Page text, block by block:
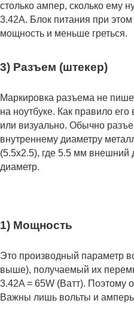
столько ампер, сколько ему
3.42А. Блок питания при
мощность и меньше греться.
3) Разъем (штекер)
Маркировка разъема не
на ноутбуке. Как правило
или визуально. Обычно
внутреннему диаметру
(5.5x2.5), где 5.5 мм внешний
диаметр.
1) Мощность
Это производный параметр
выше), получаемый их
3.42A = 65W (Ватт). Поэтому
Важны лишь вольты и